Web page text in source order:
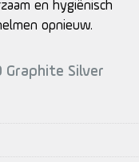
en hygiënisch
opnieuw.
Graphite Silver